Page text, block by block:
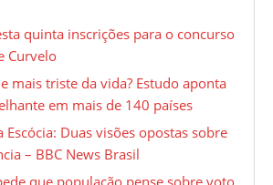
quinta inscrições para o concurso
Curvelo
mais triste da vida? Estudo aponta
em mais de 140 países
Escócia: Duas visões opostas sobre
– BBC News Brasil